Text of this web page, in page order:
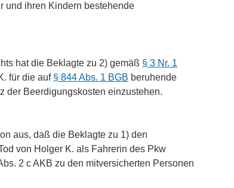
und ihren Kindern bestehende
hat die Beklagte zu 2) gemäß § 3 Nr. 1
für die auf § 844 Abs. 1 BGB beruhende
der Beerdigungskosten einzustehen.
aus, daß die Beklagte zu 1) den
von Holger K. als Fahrerin des Pkw
2 c AKB zu den mitversicherten Personen